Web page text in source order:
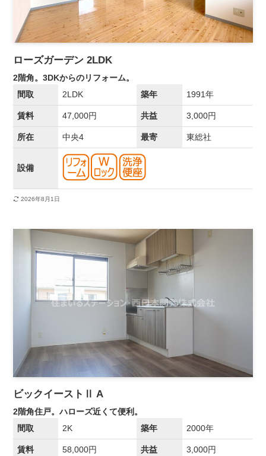
ローズガーデン 2LDK
2階角。3DKからのリフォーム。
間取
2LDK 築年 1991年
賃料 47,000円 共益 3,000円
所在 中央4 最寄 東総社
設備
2026年8月1日
ビックイーストⅡ A
2階角住戸。ハローズ近くて便利。
間取
2K 築年 2000年
賃料 58,000円 共益 3,000円